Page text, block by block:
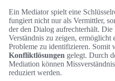
Ein Mediator spielt eine
fungiert nicht nur als Vermittler,
der den Dialog aufrechterhält.
Verständnis zu zeigen, ermöglicht
Probleme zu identifizieren. Somit
Konfliktlösungen gelegt. Durch
Mediation können
reduziert werden.